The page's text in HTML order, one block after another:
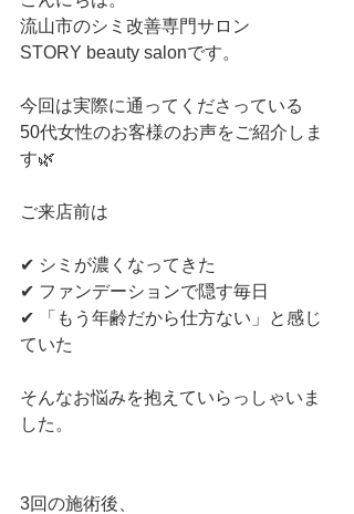
流山市のシミ改善専門サロン
STORY beauty salonです。
今回は実際に通ってくださっている
50代女性のお客様のお声をご紹介しま
す🌿
ご来店前は
✔ シミが濃くなってきた
✔ ファンデーションで隠す毎日
✔ 「もう年齢だから仕方ない」と感じ
ていた
そんなお悩みを抱えていらっしゃいま
した。
3回の施術後、